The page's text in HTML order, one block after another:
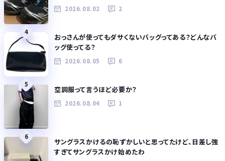
2026.08.02 2
4
おっさんが使ってもダサくないバッグってある？どんなバ
ッグ使ってる？
2026.08.05 6
5
空調服って言うほど必要か？
2026.08.04 1
6
サングラスかけるの恥ずかしいと思ってたけど、日差し強
すぎてサングラスかけ始めたわ